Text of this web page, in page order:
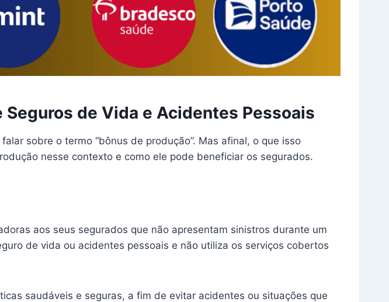
Seguros de Vida e Acidentes Pessoais
sobre o termo “bônus de produção”. Mas afinal, o que isso
nesse contexto e como ele pode beneficiar os segurados.
aos seus segurados que não apresentam sinistros durante um
de vida ou acidentes pessoais e não utiliza os serviços cobertos
saudáveis e seguras, a fim de evitar acidentes ou situações que